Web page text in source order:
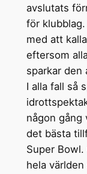
avslutats
för
med att
eftersom
sparkar den
I alla fall så
någon gång
det bästa
Super Bowl.
hela